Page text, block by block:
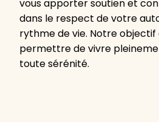
vous apporter soutien et
dans le respect de votre
rythme de vie. Notre objectif
permettre de vivre
toute sérénité.